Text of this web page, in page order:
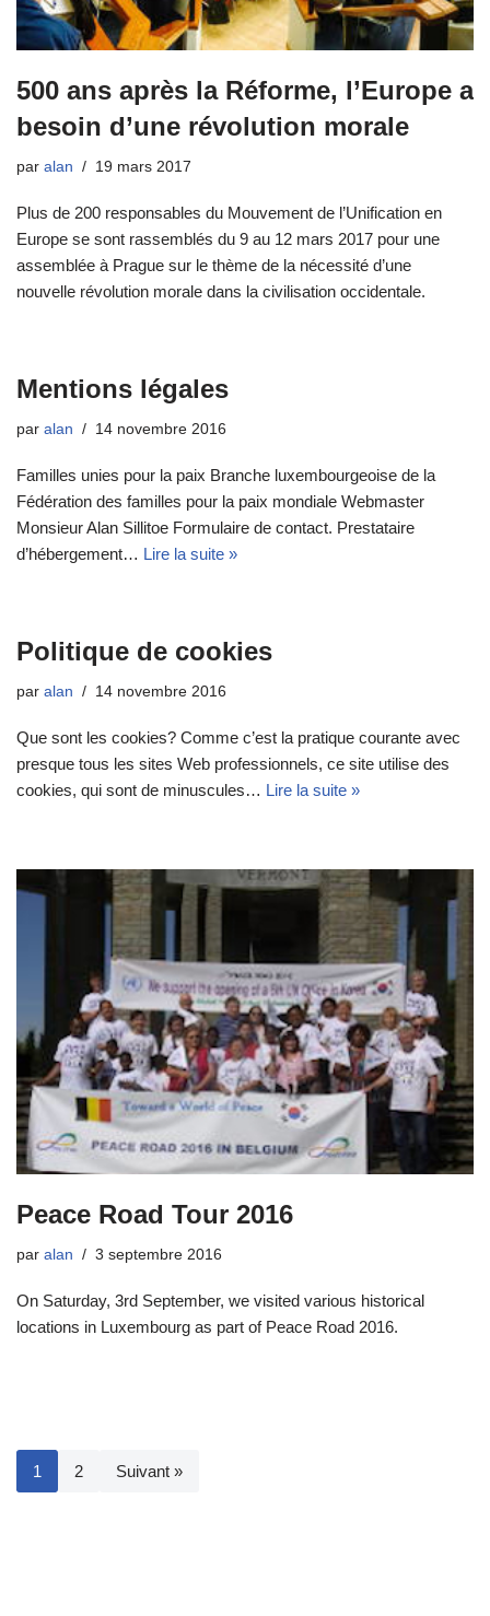
500 ans après la Réforme, l’Europe a
besoin d’une révolution morale
par alan 19 mars 2017
Plus de 200 responsables du Mouvement de l’Unification en
Europe se sont rassemblés du 9 au 12 mars 2017 pour une
assemblée à Prague sur le thème de la nécessité d’une
nouvelle révolution morale dans la civilisation occidentale.
Mentions légales
par alan 14 novembre 2016
Familles unies pour la paix Branche luxembourgeoise de la
Fédération des familles pour la paix mondiale Webmaster
Monsieur Alan Sillitoe Formulaire de contact. Prestataire
d’hébergement… Lire la suite »
Politique de cookies
par alan 14 novembre 2016
Que sont les cookies? Comme c’est la pratique courante avec
presque tous les sites Web professionnels, ce site utilise des
cookies, qui sont de minuscules… Lire la suite »
Peace Road Tour 2016
par alan 3 septembre 2016
On Saturday, 3rd September, we visited various historical
locations in Luxembourg as part of Peace Road 2016.
1 2 Suivant »